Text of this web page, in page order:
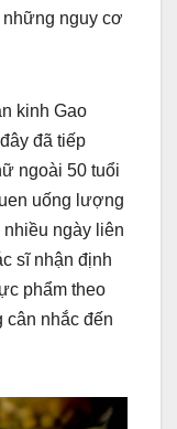
những nguy cơ
kinh Gao
đã tiếp
ngoài 50 tuổi
uống lượng
ngày liên
sĩ nhận định
phẩm theo
cân nhắc đến